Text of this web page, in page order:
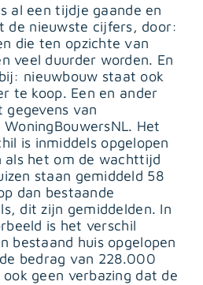
al een tijdje gaande en
de nieuwste cijfers, door:
die ten opzichte van
veel duurder worden. En
nieuwbouw staat ook
te koop. Een en ander
van
Het
is inmiddels opgelopen
het om de wachttijd
staan gemiddeld 58
dan bestaande
dit zijn gemiddelden. In
is het verschil
bestaand huis opgelopen
bedrag van 228.000
geen verbazing dat de